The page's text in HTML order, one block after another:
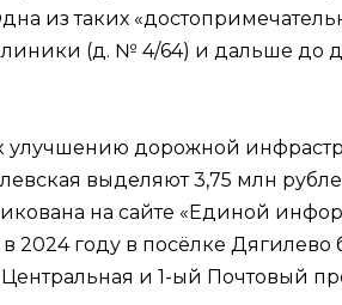
из таких
(д. № 4/64) и дальше до
улучшению дорожной
выделяют 3,75 млн
на сайте «Единой
2024 году в посёлке Дягилево
и 1-ый Почтовый